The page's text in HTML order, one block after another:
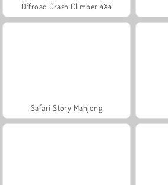
Offroad Crash Climber 4X4
Safari Story Mahjong